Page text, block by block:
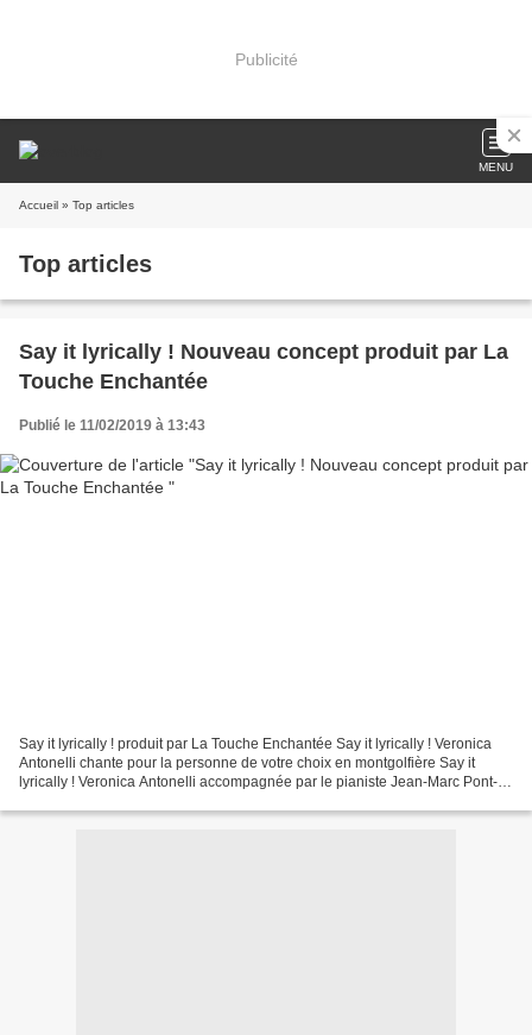
Publicité
MENU
Accueil » Top articles
Top articles
Say it lyrically ! Nouveau concept produit par La
Touche Enchantée
Publié le 11/02/2019 à 13:43
Say it lyrically ! produit par La Touche Enchantée Say it lyrically ! Veronica
Antonelli chante pour la personne de votre choix en montgolfière Say it
lyrically ! Veronica Antonelli accompagnée par le pianiste Jean-Marc Pont-